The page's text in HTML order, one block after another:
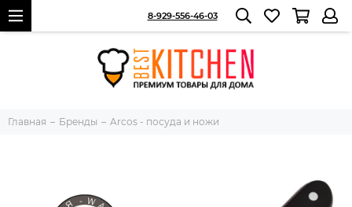
8-929-556-46-03
Главная Бренды Arcos - посуда и ножи